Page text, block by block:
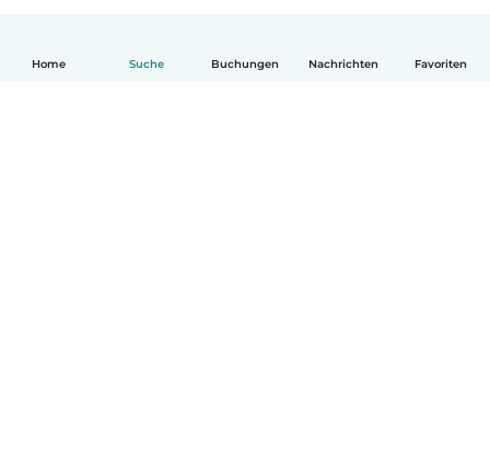
Home Suche Buchungen Nachrichten Favoriten